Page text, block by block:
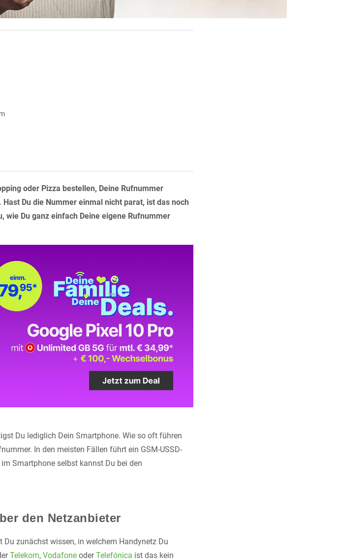
oder Pizza bestellen, Deine Rufnummer
Du die Nummer einmal nicht parat, ist das noch
wie Du ganz einfach Deine eigene Rufnummer
Du lediglich Dein Smartphone. Wie so oft führen
In den meisten Fällen führt ein GSM-USSD-
Smartphone selbst kannst Du bei den
den Netzanbieter
zunächst wissen, in welchem Handynetz Du
Telekom, Vodafone oderTelefónica ist das kein